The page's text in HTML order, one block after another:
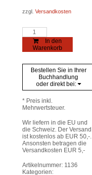
zzgl. Versandkosten
Ball
Menge
In den
Warenkorb
Bestellen Sie in Ihrer
Buchhandlung
oder direkt bei:
* Preis inkl.
Mehrwertsteuer.
Wir liefern in die EU und
die Schweiz. Der Versand
ist kostenlos ab EUR 50,-.
Ansonsten betragen die
Versandkosten EUR 5,-
Artikelnummer: 1136
Kategorien: